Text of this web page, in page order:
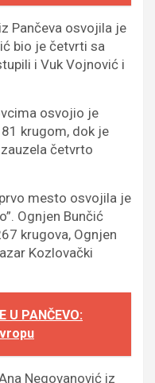
Pančeva osvojila je
bio je četvrti sa
i Vuk Vojnović i
osvojio je
krugom, dok je
četvrto
mesto osvojila je
Ognjen Bunčić
krugova, Ognjen
Kozlovački
U PANČEVO:
Negovanović iz